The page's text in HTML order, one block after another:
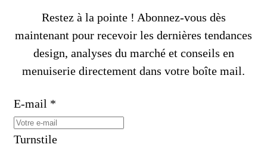
Restez à la pointe ! Abonnez-vous dès
maintenant pour recevoir les dernières tendances
design, analyses du marché et conseils en
menuiserie directement dans votre boîte mail.
E-mail *
Turnstile